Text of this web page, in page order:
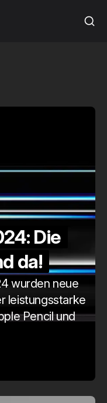
Die
da!
wurden neue
leistungsstarke
Pencil und